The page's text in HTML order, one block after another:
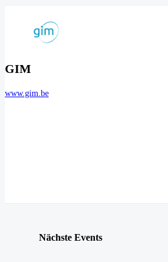
GIM
www.gim.be
Nächste Events